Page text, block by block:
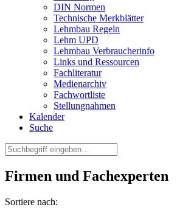
DIN Normen
Technische Merkblätter
Lehmbau Regeln
Lehm UPD
Lehmbau Verbraucherinfo
Links und Ressourcen
Fachliteratur
Medienarchiv
Fachwortliste
Stellungnahmen
Kalender
Suche
Firmen und Fachexperten
Sortiere nach: